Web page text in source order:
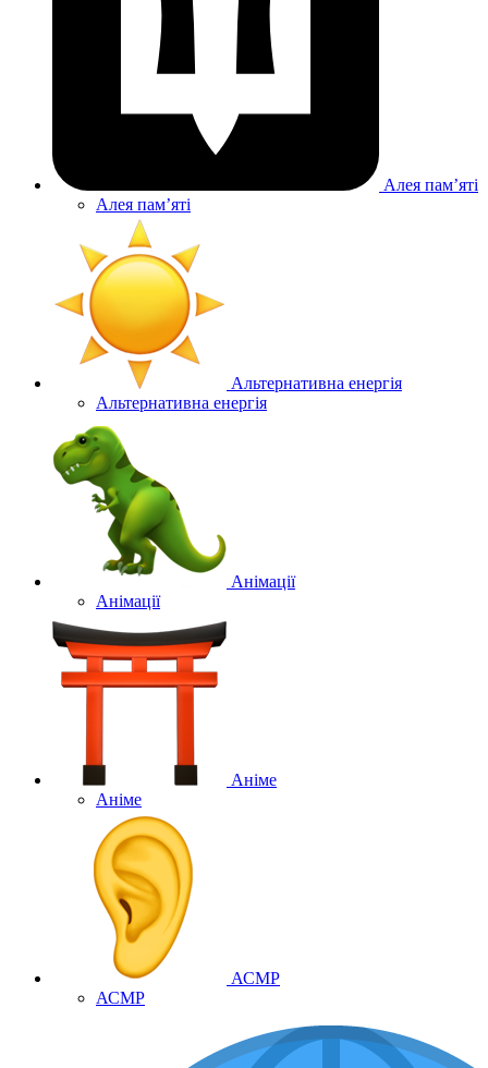
Алея памʼяті
Алея памʼяті
Альтернативна енергія
Альтернативна енергія
Анімації
Анімації
Аніме
Аніме
АСМР
АСМР